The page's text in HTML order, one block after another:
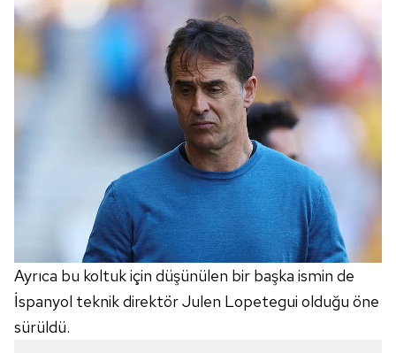
Ayrıca bu koltuk için düşünülen bir başka ismin de
İspanyol teknik direktör Julen Lopetegui olduğu öne
sürüldü.